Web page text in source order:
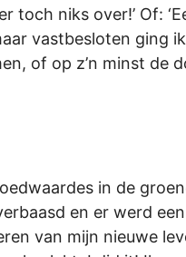
niks over!’ Of:
vastbesloten ging ik
of op z’n minst de
in de
en er werd
van mijn nieuwe